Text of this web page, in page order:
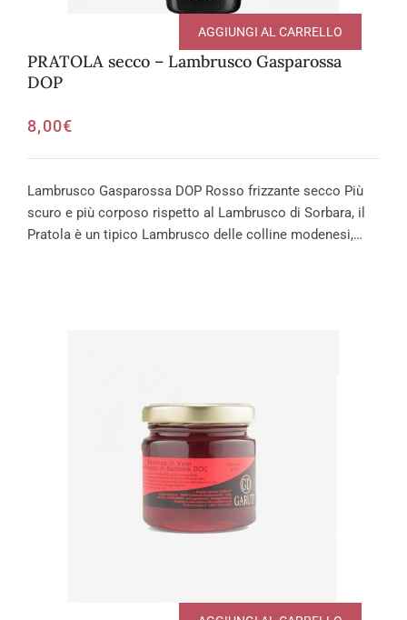
PRATOLA secco – Lambrusco Gasparossa
DOP
8,00€
AGGIUNGI AL CARRELLO
Lambrusco Gasparossa DOP Rosso frizzante secco Più
scuro e più corposo rispetto al Lambrusco di Sorbara, il
Pratola è un tipico Lambrusco delle colline modenesi,…